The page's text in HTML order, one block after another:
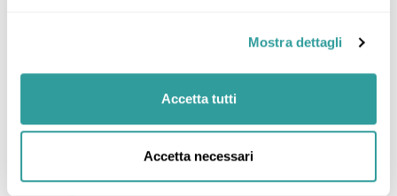
Mostra dettagli
Accetta tutti
Accetta necessari
Sole, Mare E… Fantasia
Via Alfonso Lamarmora, 10, 13875 Ponderano BI,
Dettagli